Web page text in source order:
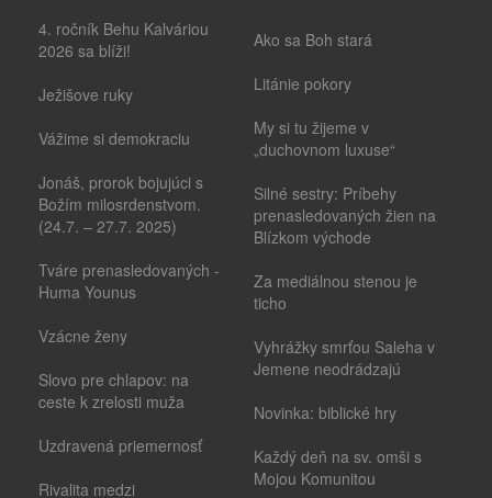
4. ročník Behu Kalváriou
2026 sa blíži!
Ježišove ruky
Vážime si demokraciu
Jonáš, prorok bojujúci s
Božím milosrdenstvom.
(24.7. – 27.7. 2025)
Tváre prenasledovaných -
Huma Younus
Vzácne ženy
Slovo pre chlapov: na
ceste k zrelosti muža
Uzdravená priemernosť
Rivalita medzi
Ako sa Boh stará
Litánie pokory
My si tu žijeme v
„duchovnom luxuse“
Silné sestry: Príbehy
prenasledovaných žien na
Blízkom východe
Za mediálnou stenou je
ticho
Vyhrážky smrťou Saleha v
Jemene neodrádzajú
Novinka: biblické hry
Každý deň na sv. omši s
Mojou Komunitou